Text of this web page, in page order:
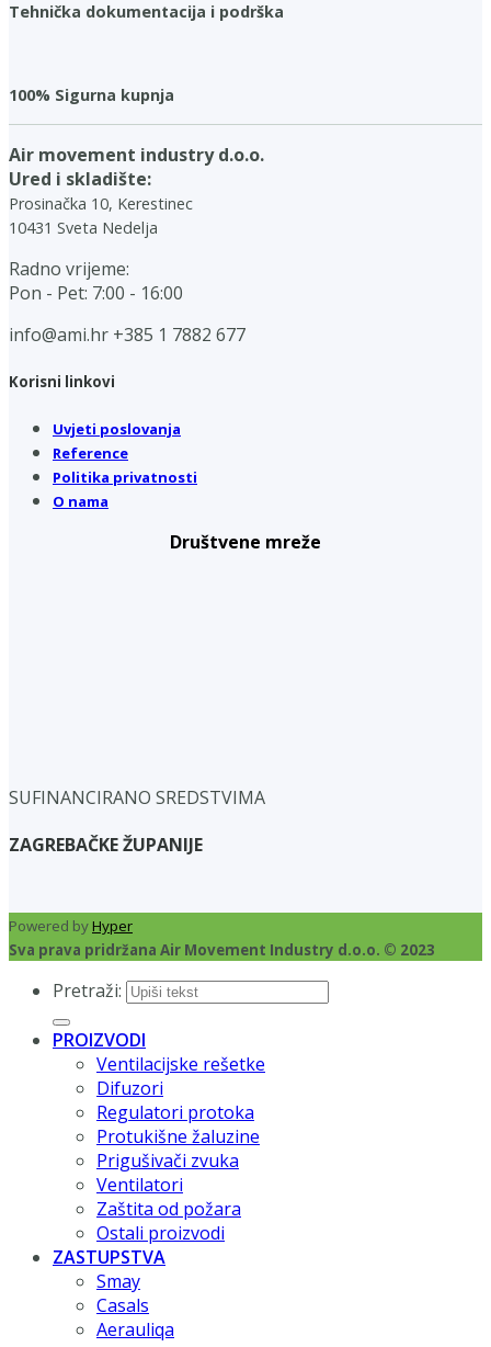
Tehnička dokumentacija i podrška
100% Sigurna kupnja
Air movement industry d.o.o.
Ured i skladište:
Prosinačka 10, Kerestinec
10431 Sveta Nedelja
Radno vrijeme:
Pon - Pet: 7:00 - 16:00
info@ami.hr +385 1 7882 677
Korisni linkovi
Uvjeti poslovanja
Reference
Politika privatnosti
O nama
Društvene mreže
SUFINANCIRANO SREDSTVIMA
ZAGREBAČKE ŽUPANIJE
Powered byHyper
Sva prava pridržana Air Movement Industry d.o.o. © 2023
Pretraži:
PROIZVODI
Ventilacijske rešetke
Difuzori
Regulatori protoka
Protukišne žaluzine
Prigušivači zvuka
Ventilatori
Zaštita od požara
Ostali proizvodi
ZASTUPSTVA
Smay
Casals
Aerauliqa